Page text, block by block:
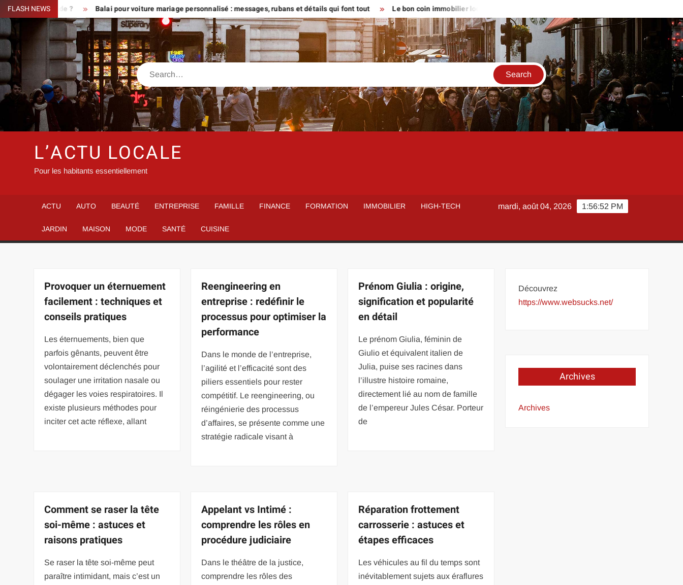
Skip
to
content
FLASH NEWS
demande ? Balai pour voiture mariage personnalisé : messages, rubans et détails qui font tout Le bon coin immobilier location Bas Rhin pour familles : repérer les biens adaptés aux enfants
Search
L’ACTU LOCALE
Pour les habitants essentiellement
ACTU AUTO BEAUTÉ ENTREPRISE FAMILLE FINANCE FORMATION IMMOBILIER HIGH-TECH
JARDIN MAISON MODE SANTÉ CUISINE
1:56:53 PM
mardi, août 04, 2026
Provoquer un éternuement
facilement : techniques et
conseils pratiques
Les éternuements, bien que
parfois gênants, peuvent être
volontairement déclenchés pour
soulager une irritation nasale ou
dégager les voies respiratoires. Il
existe plusieurs méthodes pour
inciter cet acte réflexe, allant
Reengineering en
entreprise : redéfinir le
processus pour optimiser la
performance
Dans le monde de l’entreprise,
l’agilité et l’efficacité sont des
piliers essentiels pour rester
compétitif. Le reengineering, ou
réingénierie des processus
d’affaires, se présente comme une
stratégie radicale visant à
Prénom Giulia : origine,
signification et popularité
en détail
Le prénom Giulia, féminin de
Giulio et équivalent italien de
Julia, puise ses racines dans
l’illustre histoire romaine,
directement lié au nom de famille
de l’empereur Jules César. Porteur
de
Comment se raser la tête
soi-même : astuces et
raisons pratiques
Se raser la tête soi-même peut
paraître intimidant, mais c’est un
Appelant vs Intimé :
comprendre les rôles en
procédure judiciaire
Dans le théâtre de la justice,
comprendre les rôles des
Réparation frottement
carrosserie : astuces et
étapes efficaces
Les véhicules au fil du temps sont
inévitablement sujets aux éraflures
Découvrez
https://www.websucks.net/
Archives
Archives